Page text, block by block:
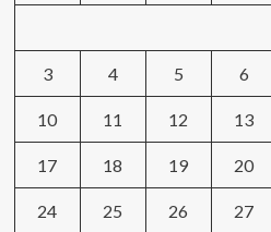
3 4 5 6
10 11 12 13
17 18 19 20
24 25 26 27